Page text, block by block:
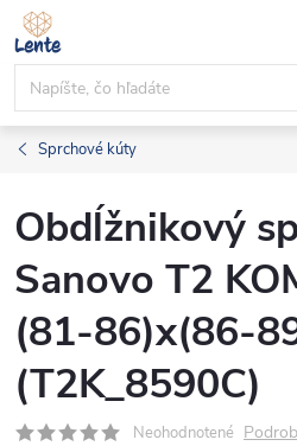
Prejsť
na
obsah
Sprchové kúty
Obdĺžnikový
Sanovo T2
(81-86)x(86-
(T2K_8590C)
Neohodnotené